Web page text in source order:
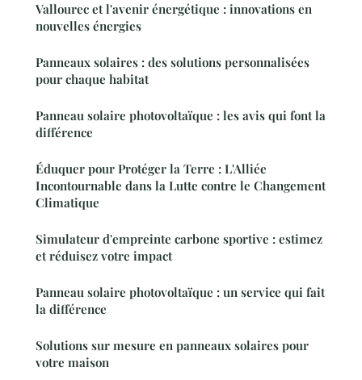
Vallourec et l'avenir énergétique : innovations en
nouvelles énergies
Panneaux solaires : des solutions personnalisées
pour chaque habitat
Panneau solaire photovoltaïque : les avis qui font la
différence
Éduquer pour Protéger la Terre : L'Alliée
Incontournable dans la Lutte contre le Changement
Climatique
Simulateur d'empreinte carbone sportive : estimez
et réduisez votre impact
Panneau solaire photovoltaïque : un service qui fait
la différence
Solutions sur mesure en panneaux solaires pour
votre maison